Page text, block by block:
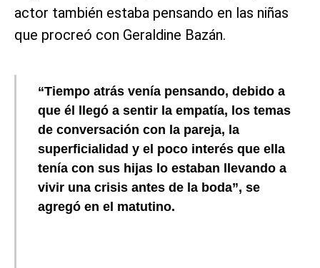
actor también estaba pensando en las niñas
que procreó con Geraldine Bazán.
“Tiempo atrás venía pensando, debido a
que él llegó a sentir la empatía, los temas
de conversación con la pareja, la
superficialidad y el poco interés que ella
tenía con sus hijas lo estaban llevando a
vivir una crisis antes de la boda”, se
agregó en el matutino.